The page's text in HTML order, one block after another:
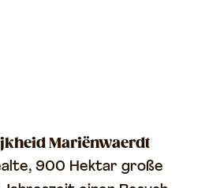
Mariënwaerdt
900 Hektar große